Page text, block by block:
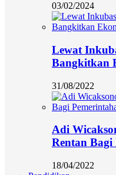
03/02/2024
Lewat
Bangkitkan
31/08/2022
Adi
Rentan
18/04/2022